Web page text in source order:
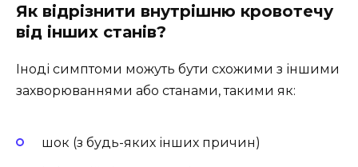
Як відрізнити внутрішню кровотечу
від інших станів?
Іноді симптоми можуть бути схожими з іншими
захворюваннями або станами, такими як:
шок (з будь-яких інших причин)